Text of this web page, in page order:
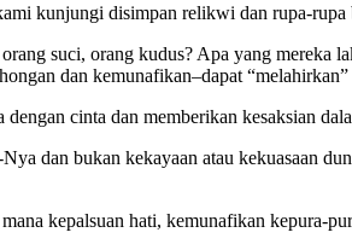
kunjungi disimpan relikwi dan rupa-rupa
suci, orang kudus? Apa yang mereka
dan kemunafikan–dapat
cinta dan memberikan kesaksian
dan bukan kekayaan atau kekuasaan
kepalsuan hati, kemunafikan kepura-